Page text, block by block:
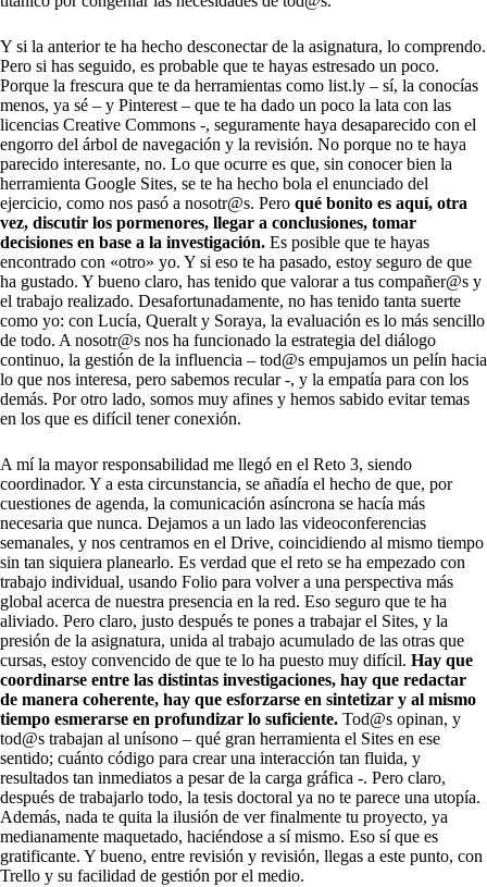
Y si la anterior te ha hecho desconectar de la asignatura, lo comprendo.
Pero si has seguido, es probable que te hayas estresado un poco.
Porque la frescura que te da herramientas como list.ly – sí, la conocías
menos, ya sé – y Pinterest – que te ha dado un poco la lata con las
licencias Creative Commons -, seguramente haya desaparecido con el
engorro del árbol de navegación y la revisión. No porque no te haya
parecido interesante, no. Lo que ocurre es que, sin conocer bien la
herramienta Google Sites, se te ha hecho bola el enunciado del
ejercicio, como nos pasó a nosotr@s. Pero qué bonito es aquí, otra
vez, discutir los pormenores, llegar a conclusiones, tomar
decisiones en base a la investigación. Es posible que te hayas
encontrado con «otro» yo. Y si eso te ha pasado, estoy seguro de que
ha gustado. Y bueno claro, has tenido que valorar a tus compañer@s y
el trabajo realizado. Desafortunadamente, no has tenido tanta suerte
como yo: con Lucía, Queralt y Soraya, la evaluación es lo más sencillo
de todo. A nosotr@s nos ha funcionado la estrategia del diálogo
continuo, la gestión de la influencia – tod@s empujamos un pelín hacia
lo que nos interesa, pero sabemos recular -, y la empatía para con los
demás. Por otro lado, somos muy afines y hemos sabido evitar temas
en los que es difícil tener conexión.
A mí la mayor responsabilidad me llegó en el Reto 3, siendo
coordinador. Y a esta circunstancia, se añadía el hecho de que, por
cuestiones de agenda, la comunicación asíncrona se hacía más
necesaria que nunca. Dejamos a un lado las videoconferencias
semanales, y nos centramos en el Drive, coincidiendo al mismo tiempo
sin tan siquiera planearlo. Es verdad que el reto se ha empezado con
trabajo individual, usando Folio para volver a una perspectiva más
global acerca de nuestra presencia en la red. Eso seguro que te ha
aliviado. Pero claro, justo después te pones a trabajar el Sites, y la
presión de la asignatura, unida al trabajo acumulado de las otras que
cursas, estoy convencido de que te lo ha puesto muy difícil. Hay que
coordinarse entre las distintas investigaciones, hay que redactar
de manera coherente, hay que esforzarse en sintetizar y al mismo
tiempo esmerarse en profundizar lo suficiente. Tod@s opinan, y
tod@s trabajan al unísono – qué gran herramienta el Sites en ese
sentido; cuánto código para crear una interacción tan fluida, y
resultados tan inmediatos a pesar de la carga gráfica -. Pero claro,
después de trabajarlo todo, la tesis doctoral ya no te parece una utopía.
Además, nada te quita la ilusión de ver finalmente tu proyecto, ya
medianamente maquetado, haciéndose a sí mismo. Eso sí que es
gratificante. Y bueno, entre revisión y revisión, llegas a este punto, con
Trello y su facilidad de gestión por el medio.